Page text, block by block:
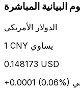
الدولار الأمريكي
1 CNY يساوي
0.148173 USD
+0.0001 (0.06%)